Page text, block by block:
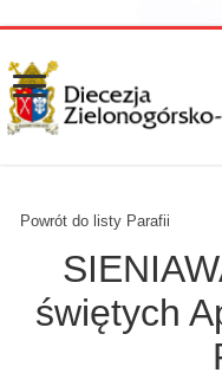
Powrót do listy Parafii
świętych